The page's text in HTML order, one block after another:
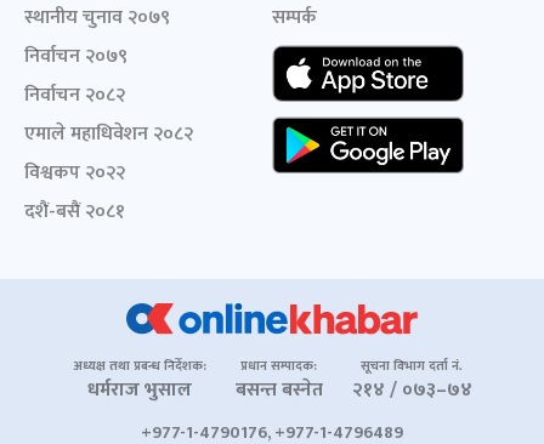
स्थानीय चुनाव २०७९
निर्वाचन २०७९
निर्वाचन २०८२
एमाले महाधिवेशन २०८२
विश्वकप २०२२
दशैं-बसैं २०८१
सम्पर्क
अध्यक्ष तथा प्रबन्ध निर्देशक:
धर्मराज भुसाल
प्रधान सम्पादक:
बसन्त बस्नेत
सूचना विभाग दर्ता नं.
२१४ / ०७३–७४
+977-1-4790176, +977-1-4796489